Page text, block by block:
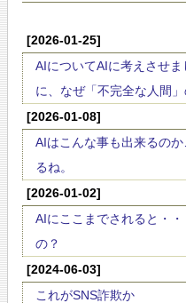
[2026-01-25]
AIについてAIに考えさせ
に、なぜ「不完全な人間
[2026-01-08]
AIはこんな事も出来るの
るね。
[2026-01-02]
AIにここまでされると・
の？
[2024-06-03]
これがSNS詐欺か